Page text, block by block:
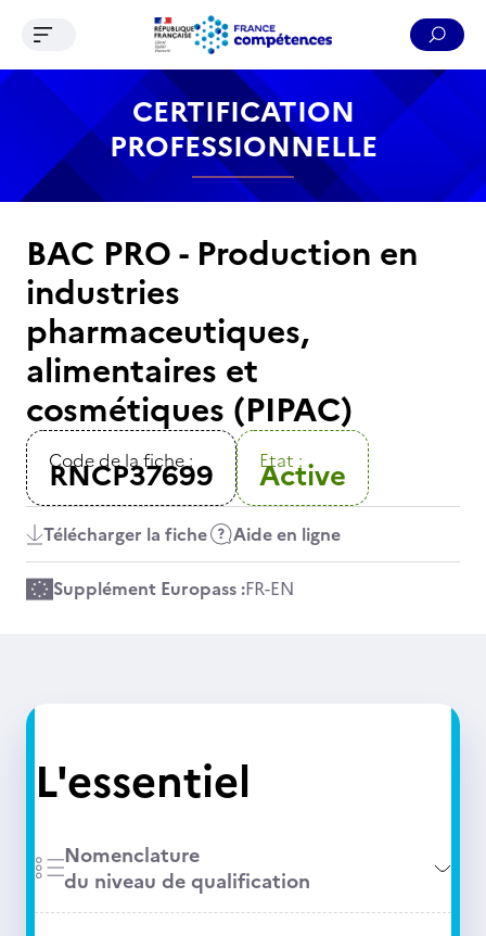
Contenu Recherche Menu Pied de page
Ouvrir le menu de navigation
CERTIFICATION
PROFESSIONNELLE
BAC PRO - Production en
industries
pharmaceutiques,
alimentaires et
cosmétiques (PIPAC)
Code de la fiche :
RNCP37699 Etat :
Active
Télécharger la fiche Aide en ligne
Supplément Europass :FR-EN
L'essentiel
Nomenclature
du niveau de qualification